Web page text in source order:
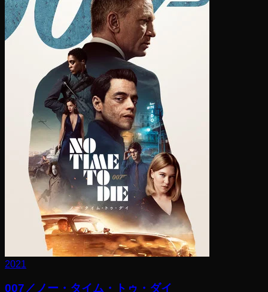
2021
007／ノー・タイム・トゥ・ダイ